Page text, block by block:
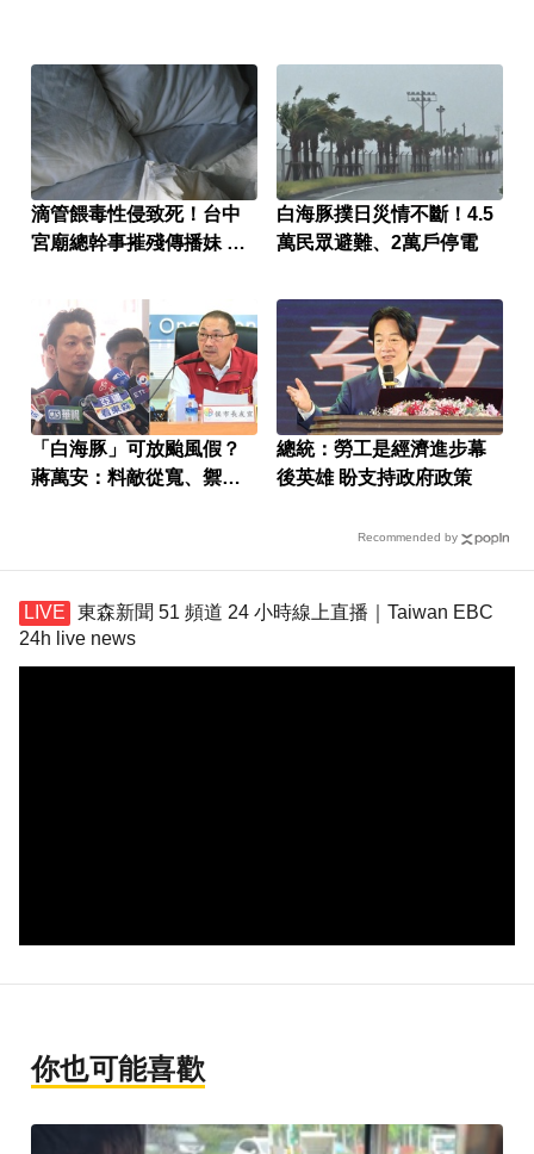
滴管餵毒性侵致死！台中
宮廟總幹事摧殘傳播妹 下
白海豚撲日災情不斷！4.5
萬民眾避難、2萬戶停電
「白海豚」可放颱風假？
蔣萬安：料敵從寬、禦敵
總統：勞工是經濟進步幕
後英雄 盼支持政府政策
Recommended by
東森新聞 51 頻道 24 小時線上直播｜Taiwan EBC
24h live news
你也可能喜歡